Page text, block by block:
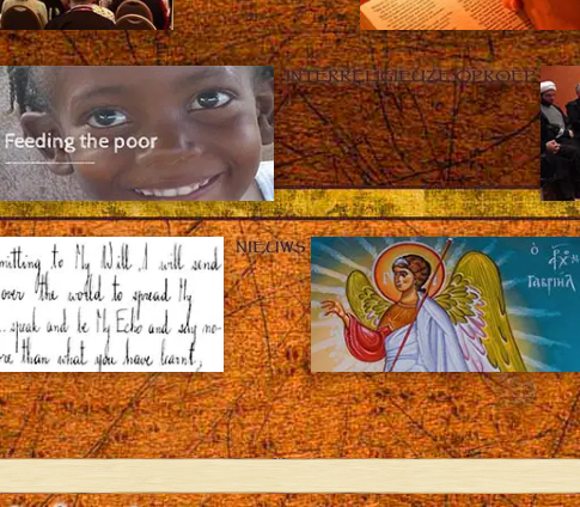
INTERRELIGIEUZE OPROEP
NIEUWS